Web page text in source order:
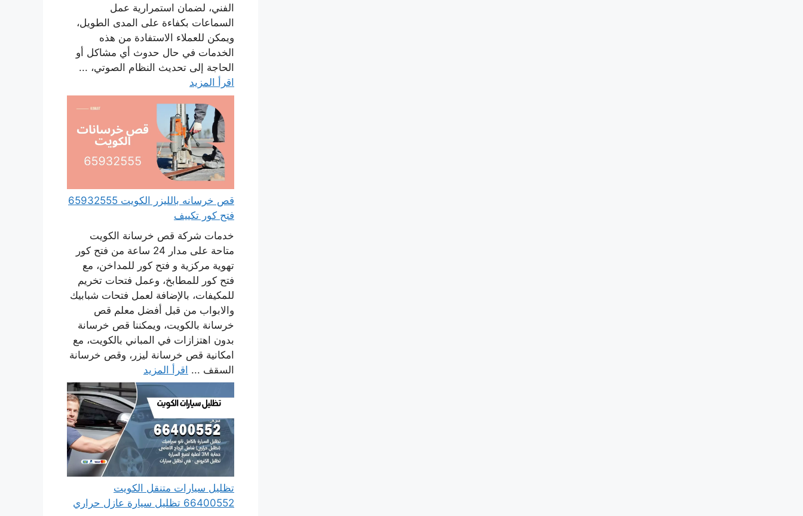
الفني، لضمان استمرارية عمل
السماعات بكفاءة على المدى الطويل،
ويمكن للعملاء الاستفادة من هذه
الخدمات في حال حدوث أي مشاكل أو
الحاجة إلى تحديث النظام الصوتي، ...
اقرأ المزيد
قص خرسانه بالليزر الكويت 65932555
فتح كور تكييف
خدمات شركة قص خرسانة الكويت
متاحة على مدار 24 ساعة من فتح كور
تهوية مركزية و فتح كور للمداخن، مع
فتح كور للمطابخ، وعمل فتحات تخريم
للمكيفات، بالإضافة لعمل فتحات شبابيك
والابواب من قبل أفضل معلم قص
خرسانة بالكويت، ويمكننا قص خرسانة
بدون اهتزازات في المباني بالكويت، مع
امكانية قص خرسانة ليزر، وقص خرسانة
السقف ... اقرأ المزيد
تظليل سيارات متنقل الكويت
66400552 تظليل سيارة عازل حراري